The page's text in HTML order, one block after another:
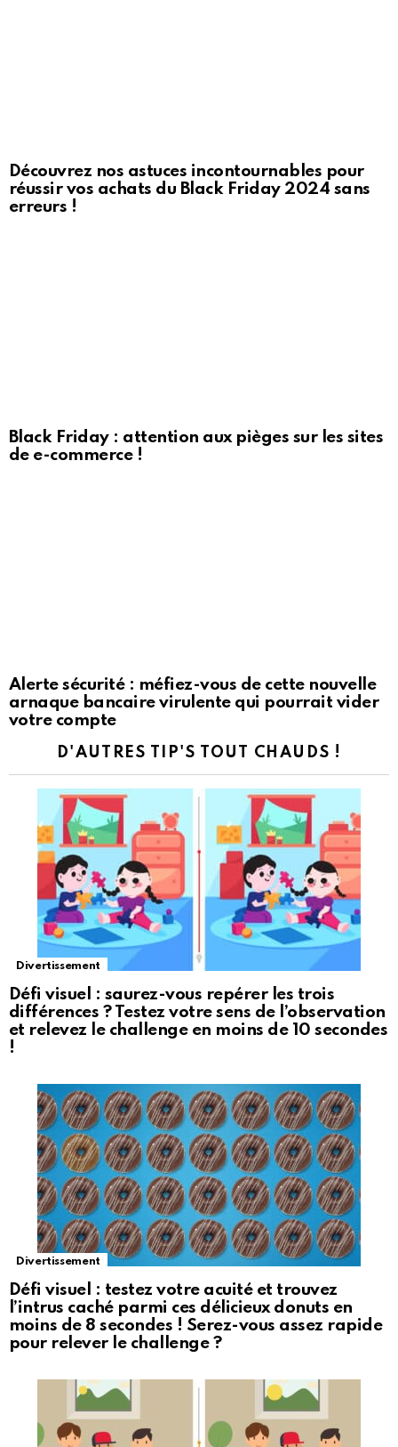
Découvrez nos astuces incontournables pour
réussir vos achats du Black Friday 2024 sans
erreurs !
Black Friday : attention aux pièges sur les sites
de e-commerce !
Alerte sécurité : méfiez-vous de cette nouvelle
arnaque bancaire virulente qui pourrait vider
votre compte
D'AUTRES TIP'S TOUT CHAUDS !
Divertissement
Défi visuel : saurez-vous repérer les trois
différences ? Testez votre sens de l’observation
et relevez le challenge en moins de 10 secondes
!
Divertissement
Défi visuel : testez votre acuité et trouvez
l’intrus caché parmi ces délicieux donuts en
moins de 8 secondes ! Serez-vous assez rapide
pour relever le challenge ?